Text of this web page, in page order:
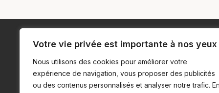
Votre vie privée est importante à nos yeux
Nous utilisons des cookies pour améliorer votre
expérience de navigation, vous proposer des publicités
ou des contenus personnalisés et analyser notre trafic. En